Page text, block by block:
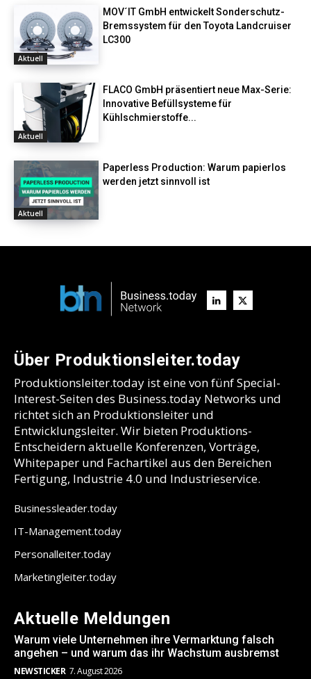
Aktuell
MOV´IT GmbH entwickelt Sonderschutz-
Bremssystem für den Toyota Landcruiser
LC300
Aktuell
FLACO GmbH präsentiert neue Max-Serie:
Innovative Befüllsysteme für
Kühlschmierstoffe...
Aktuell
Paperless Production: Warum papierlos
werden jetzt sinnvoll ist
Über Produktionsleiter.today
Produktionsleiter.today ist eine von fünf Special-
Interest-Seiten des Business.today Networks und
richtet sich an Produktionsleiter und
Entwicklungsleiter. Wir bieten Produktions-
Entscheidern aktuelle Konferenzen, Vorträge,
Whitepaper und Fachartikel aus den Bereichen
Fertigung, Industrie 4.0 und Industrieservice.
Businessleader.today
IT-Management.today
Personalleiter.today
Marketingleiter.today
Aktuelle Meldungen
Warum viele Unternehmen ihre Vermarktung falsch
angehen – und warum das ihr Wachstum ausbremst
NEWSTICKER 7. August 2026